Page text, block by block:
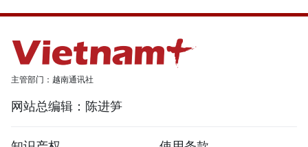
主管部门：越南通讯社
网站总编辑：陈进笋